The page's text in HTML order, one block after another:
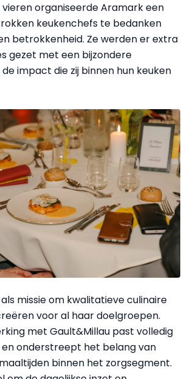
organiseerde Aramark een
keukenchefs te bedanken
betrokkenheid. Ze werden er extra
gezet met een bijzondere
impact die zij binnen hun keuken
missie om kwalitatieve culinaire
voor al haar doelgroepen.
met Gault&Millau past volledig
en onderstreept het belang van
binnen het zorgsegment.